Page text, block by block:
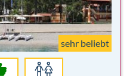
sehr beliebt